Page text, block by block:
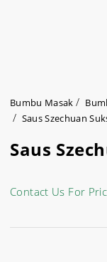
Bumbu Masak
Saus Szechuan
Saus
Contact Us For